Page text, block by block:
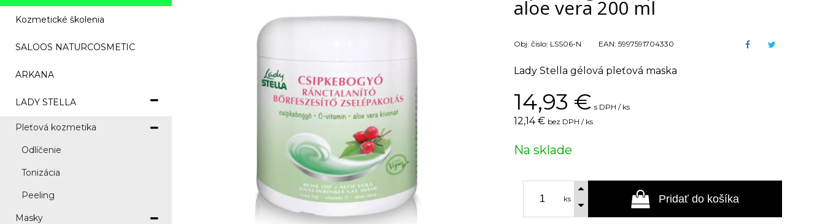
Kozmetické školenia
SALOOS NATURCOSMETIC
ARKANA
LADY STELLA
Pleťová kozmetika
Odlíčenie
Tonizácia
Peeling
Masky
aloe vera 200 ml
Obj. čislo: LSS06-N EAN: 5997591704330
Lady Stella gélová pleťová maska
14,93 € s DPH / ks
12,14 € bez DPH / ks
Na sklade
ks Pridať do košíka